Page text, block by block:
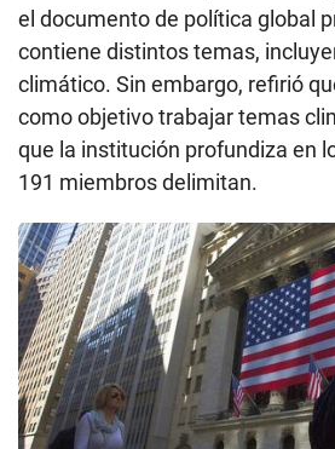
el documento de política global
contiene distintos temas,
climático. Sin embargo, refirió
como objetivo trabajar temas
que la institución profundiza en
191 miembros delimitan.